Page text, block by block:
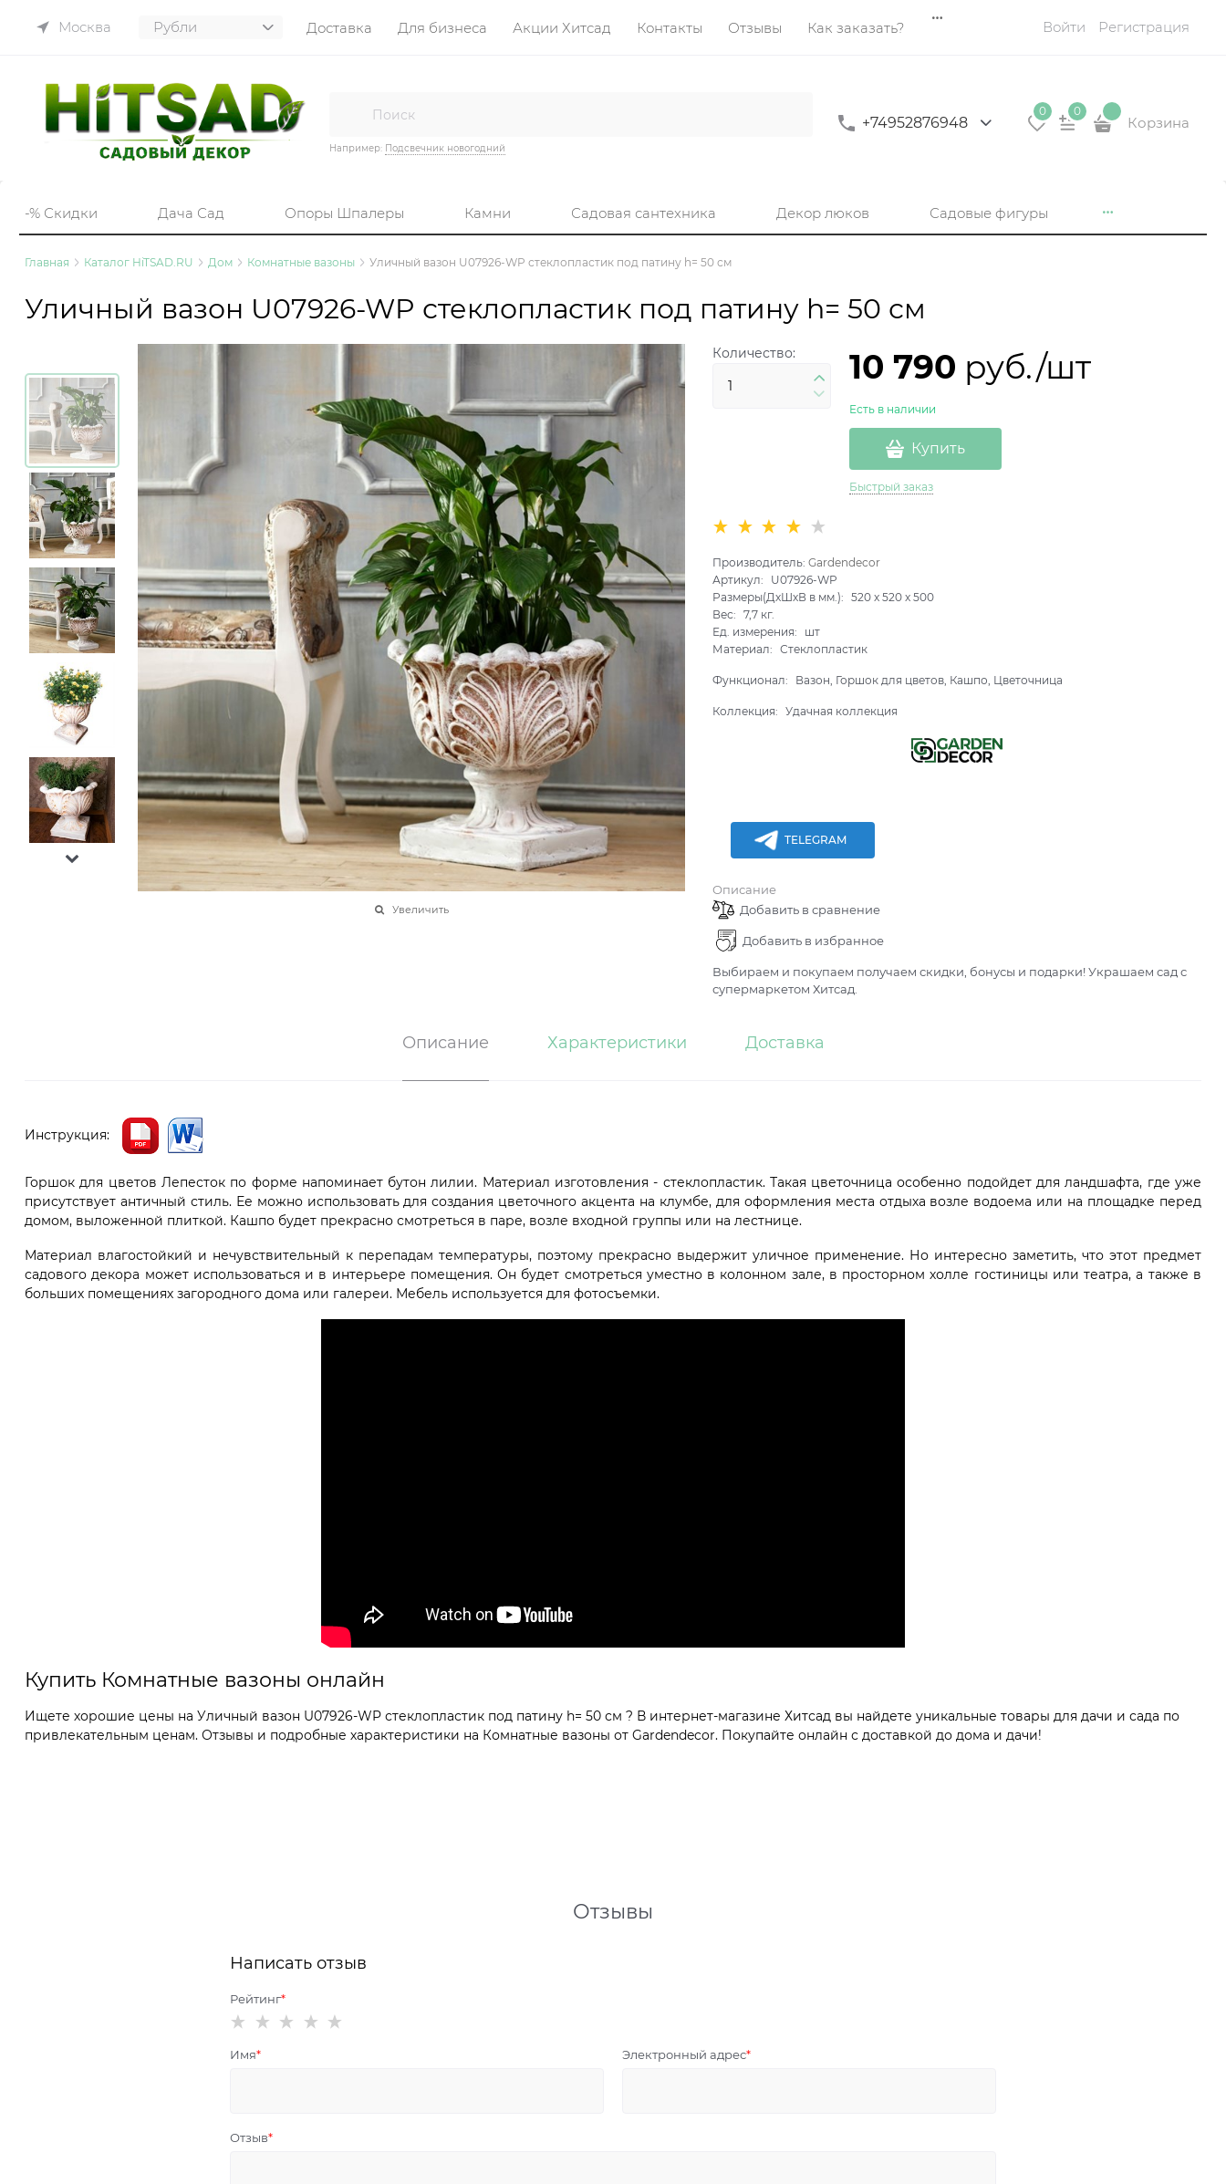
Москва Доставка Для бизнеса Акции Хитсад Контакты Отзывы Как заказать? Войти Регистрация
Например: Подсвечник новогодний
+74952876948
0 0
Корзина
-% Скидки Дача Сад Опоры Шпалеры Камни Садовая сантехника Декор люков Садовые фигуры
Главная Каталог HiTSAD.RU Дом Комнатные вазоны Уличный вазон U07926-WP стеклопластик под патину h= 50 см
Уличный вазон U07926-WP стеклопластик под патину h= 50 см
Увеличить
Количество: 10 790 руб./шт
Есть в наличии
Купить
Быстрый заказ
Производитель:Gardendecor
Артикул:
U07926-WP
Размеры(ДхШхВ в мм.):
520 x520 x500
Вес:
7,7 кг.
Ед. измерения:
шт
Материал:
Стеклопластик
Функционал: Вазон, Горшок для цветов, Кашпо, Цветочница
Коллекция: Удачная коллекция
TELEGRAM
Описание
Добавить в сравнение
Добавить в избранное
Выбираем и покупаем получаем скидки, бонусы и подарки! Украшаем сад с
супермаркетом Хитсад.
Описание Характеристики Доставка
Инструкция:
Горшок для цветов Лепесток по форме напоминает бутон лилии. Материал изготовления - стеклопластик. Такая цветочница особенно подойдет для ландшафта, где уже
присутствует античный стиль. Ее можно использовать для создания цветочного акцента на клумбе, для оформления места отдыха возле водоема или на площадке перед
домом, выложенной плиткой. Кашпо будет прекрасно смотреться в паре, возле входной группы или на лестнице.
Материал влагостойкий и нечувствительный к перепадам температуры, поэтому прекрасно выдержит уличное применение. Но интересно заметить, что этот предмет
садового декора может использоваться и в интерьере помещения. Он будет смотреться уместно в колонном зале, в просторном холле гостиницы или театра, а также в
больших помещениях загородного дома или галереи. Мебель используется для фотосъемки.
Купить Комнатные вазоны онлайн
Ищете хорошие цены на Уличный вазон U07926-WP стеклопластик под патину h= 50 см ? В интернет-магазине Хитсад вы найдете уникальные товары для дачи и сада по
привлекательным ценам. Отзывы и подробные характеристики на Комнатные вазоны от Gardendecor. Покупайте онлайн с доставкой до дома и дачи!
Отзывы
Написать отзыв
Рейтинг
Имя Электронный адрес
Отзыв